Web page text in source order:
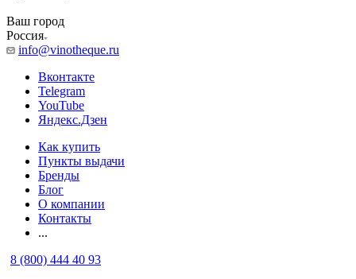
Ваш город
Россия
info@vinotheque.ru
Вконтакте
Telegram
YouTube
Яндекс.Дзен
Как купить
Пункты выдачи
Бренды
Блог
О компании
Контакты
...
8 (800) 444 40 93